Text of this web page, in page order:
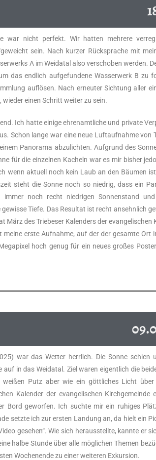
war nicht perfekt. Wir hatten mehrere
sein. Nach kurzer Rücksprache mit
A im Weidatal also verschoben werden.
das endlich aufgefundene Wasserwerk B zu
auflösen. Nach erneuter Sichtung aller
wieder einen Schritt weiter zu sein.
Ich hatte einige ehrenamtliche und private
Schon lange war eine neue Luftaufnahme von
Panorama abzulichten. Aufgrund des
für die einzelnen Kacheln war es mir bisher
wenn aktuell noch kein Laub an den Bäumen
steht die Sonne noch so niedrig, dass ein
immer noch recht niedrigen Sonnenstand
Tiefe. Das Resultat ist recht ansehnlich
März des Triebeser Kalenders der evangelischen
erste Aufnahme, auf der der gesamte Ort
hoch genug für ein neues großes
war das Wetter herrlich. Die Sonne
in das Weidatal. Ziel waren eigentlich die
weißen Putz aber wie ein göttliches Licht
Kalender der evangelischen
Bord geworfen. Ich suchte mir ein ruhiges
setzte ich zur ersten Landung an, da hielt ein
gesehen“. Wie sich herausstellte, kannte er
halbe Stunde über alle möglichen Themen
Wochenende zu einer weiteren Exkursion.